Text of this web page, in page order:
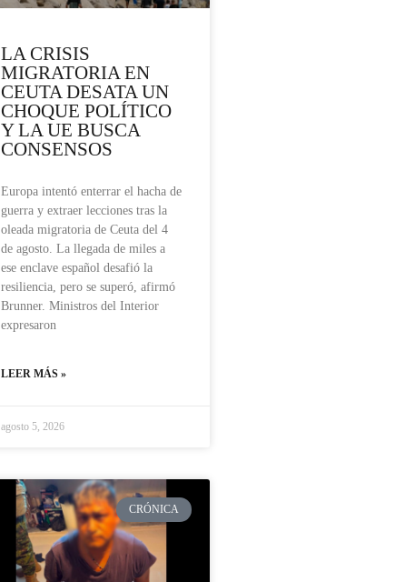
LA CRISIS
MIGRATORIA EN
CEUTA DESATA UN
CHOQUE POLÍTICO
Y LA UE BUSCA
CONSENSOS
Europa intentó enterrar el hacha de
guerra y extraer lecciones tras la
oleada migratoria de Ceuta del 4
de agosto. La llegada de miles a
ese enclave español desafió la
resiliencia, pero se superó, afirmó
Brunner. Ministros del Interior
expresaron
LEER MÁS »
agosto 5, 2026
CRÓNICA